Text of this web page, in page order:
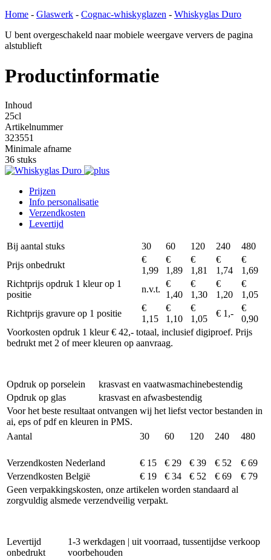
Home - Glaswerk - Cognac-whiskyglazen - Whiskyglas Duro
U bent overgeschakeld naar mobiele weergave ververs de pagina
alstublieft
Productinformatie
Inhoud
25cl
Artikelnummer
323551
Minimale afname
36 stuks
Prijzen
Info personalisatie
Verzendkosten
Levertijd
Bij aantal stuks 30 60 120 240
480
Prijs onbedrukt
€
1,99
€
1,89
€
1,81
€
1,74
€
1,69
Richtprijs opdruk 1 kleur op 1
positie
n.v.t.
€
1,40
€
1,30
€
1,20
€
1,05
Richtprijs gravure op 1 positie
€
1,15
€
1,10
€
1,05
€ 1,-
€
0,90
Voorkosten opdruk 1 kleur € 42,- totaal, inclusief digiproef. Prijs
bedrukt met 2 of meer kleuren op aanvraag.
Opdruk op porselein
krasvast en vaatwasmachinebestendig
Opdruk op glas
krasvast en afwasbestendig
Voor het beste resultaat ontvangen wij het liefst vector bestanden in
ai, eps of pdf en kleuren in PMS.
Aantal
30 60 120 240 480
Verzendkosten Nederland € 15 € 29 € 39 € 52
€ 69
Verzendkosten België
€ 19 € 34 € 52 € 69
€ 79
Geen verpakkingskosten, onze artikelen worden standaard al
zorgvuldig alsmede verzendveilig verpakt.
Levertijd
onbedrukt
1-3 werkdagen | uit voorraad, tussentijdse verkoop
voorbehouden